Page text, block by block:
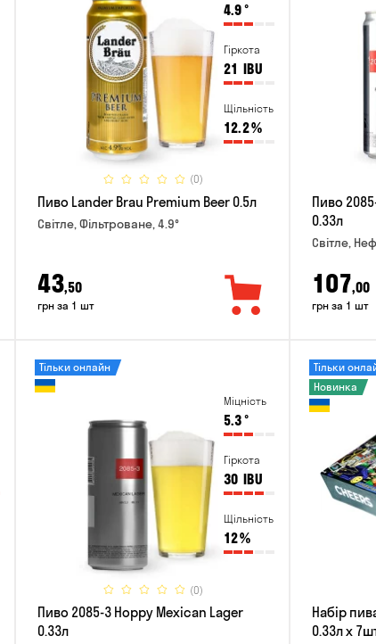
4.9°
Гіркота
21 IBU
Щільність
12.2%
(0)
Пиво Lander Brau Premium Beer 0.5л
Світле, Фільтроване, 4.9°
43,50
грн за 1 шт
Пиво
0.33л
Світле,
107,00
грн за 1 шт
Міцність
5.3°
Гіркота
30 IBU
Щільність
12%
(0)
Тільки онлайн
Пиво 2085-3 Hoppy Mexican Lager
0.33л
Тільки
Новинка
Набір
0.33л x